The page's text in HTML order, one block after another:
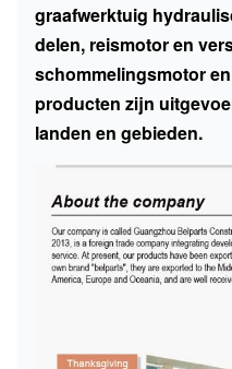
graafwerktuig
delen, reismotor en
schommelingsmotor
producten zijn
landen en gebieden.